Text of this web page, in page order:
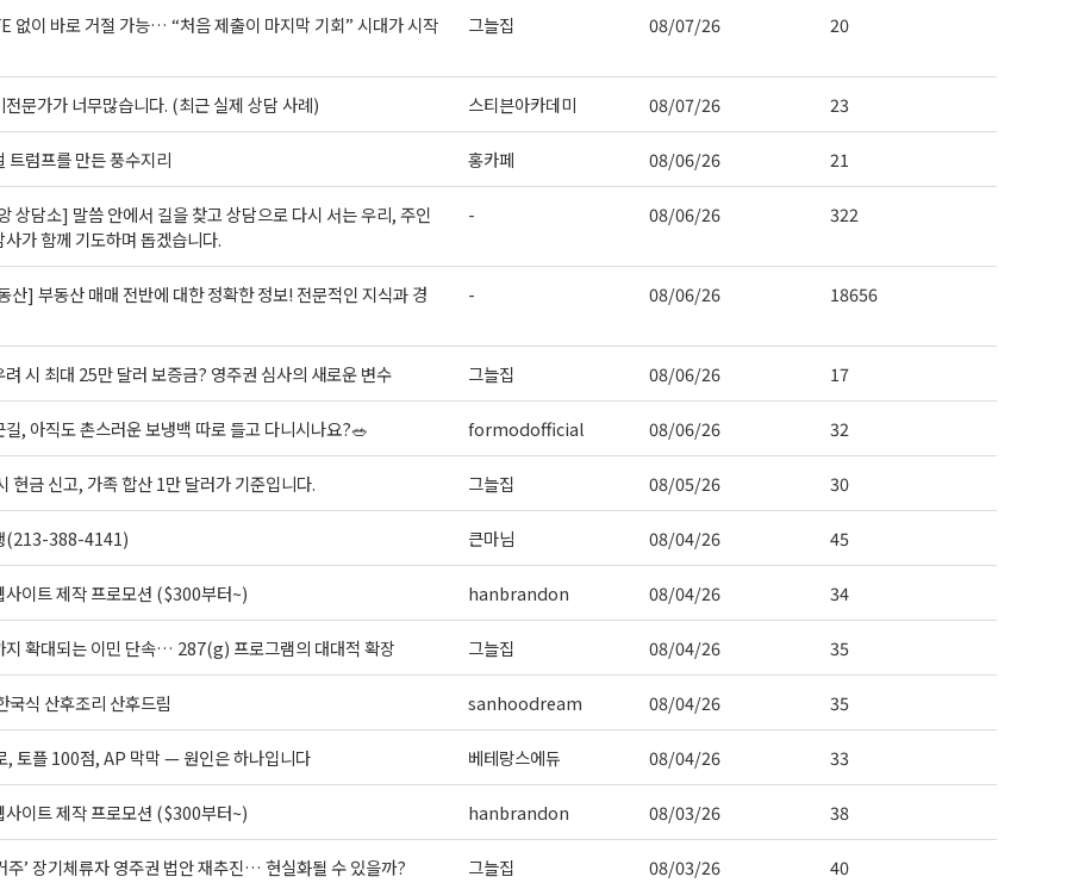
없이 바로 거절 가능… “처음 제출이 마지막 기회” 시대가 시작 그늘집 08/07/26 20
문가가 너무많습니다. (최근 실제 상담 사례) 스티븐아카데미 08/07/26 23
트럼프를 만든 풍수지리 홍카페 08/06/26 21
상담소] 말씀 안에서 길을 찾고 상담으로 다시 서는 우리, 주인
가 함께 기도하며 돕겠습니다.
- 08/06/26 322
산] 부동산 매매 전반에 대한 정확한 정보! 전문적인 지식과 경 - 08/06/26 18656
시 최대 25만 달러 보증금? 영주권 심사의 새로운 변수 그늘집 08/06/26 17
, 아직도 촌스러운 보냉백 따로 들고 다니시나요?🥗 formodofficial 08/06/26 32
현금 신고, 가족 합산 1만 달러가 기준입니다. 그늘집 08/05/26 30
(213-388-4141) 큰마님 08/04/26 45
사이트 제작 프로모션 ($300부터~) hanbrandon 08/04/26 34
지 확대되는 이민 단속… 287(g) 프로그램의 대대적 확장 그늘집 08/04/26 35
국식 산후조리 산후드림 sanhoodream 08/04/26 35
, 토플 100점, AP 막막 — 원인은 하나입니다 베테랑스에듀 08/04/26 33
사이트 제작 프로모션 ($300부터~) hanbrandon 08/03/26 38
주’ 장기체류자 영주권 법안 재추진… 현실화될 수 있을까? 그늘집 08/03/26 40